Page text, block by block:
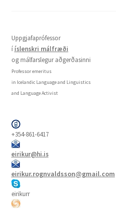
Uppgjafaprófessor
í íslenskri málfræði
og málfarslegur aðgerðasinni
Professor emeritus
in Icelandic Language and Linguistics
and Language Activist
+354-861-6417
eirikur@hi.is
eirikur.rognvaldsson@gmail.com
eirikurr